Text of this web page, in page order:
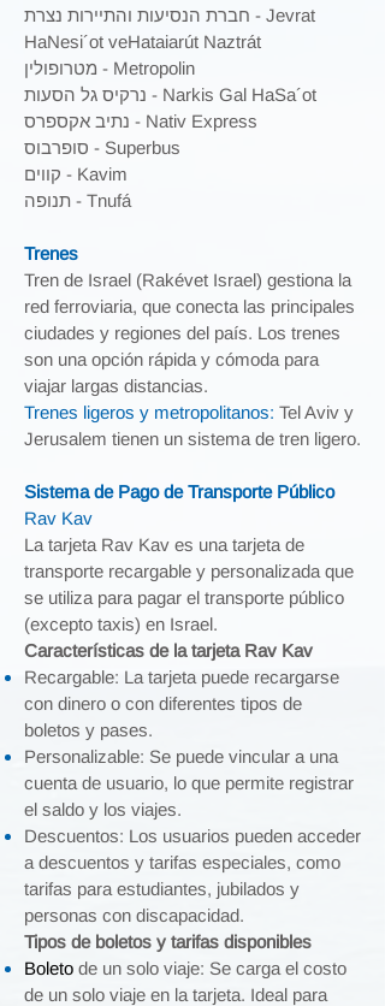
חברת הנסיעות והתיירות נצרת - Jevrat
HaNesi´ot veHataiarút Naztrát
מטרופולין - Metropolin
נרקיס גל הסעות - Narkis Gal HaSa´ot
נתיב אקספרס - Nativ Express
סופרבוס - Superbus
קווים - Kavim
תנופה - Tnufá
Trenes
Tren de Israel (Rakévet Israel) gestiona la
red ferroviaria, que conecta las principales
ciudades y regiones del país. Los trenes
son una opción rápida y cómoda para
viajar largas distancias.
Trenes ligeros y metropolitanos: Tel Aviv y
Jerusalem tienen un sistema de tren ligero.
Sistema de Pago de Transporte Público
Rav Kav
La tarjeta Rav Kav es una tarjeta de
transporte recargable y personalizada que
se utiliza para pagar el transporte público
(excepto taxis) en Israel.
Características de la tarjeta Rav Kav
Recargable: La tarjeta puede recargarse
con dinero o con diferentes tipos de
boletos y pases.
Personalizable: Se puede vincular a una
cuenta de usuario, lo que permite registrar
el saldo y los viajes.
Descuentos: Los usuarios pueden acceder
a descuentos y tarifas especiales, como
tarifas para estudiantes, jubilados y
personas con discapacidad.
Tipos de boletos y tarifas disponibles
Boleto de un solo viaje: Se carga el costo
de un solo viaje en la tarjeta. Ideal para